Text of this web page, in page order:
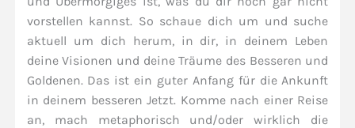
vorstellen kannst. So schaue dich um und suche
aktuell um dich herum, in dir, in deinem Leben
deine Visionen und deine Träume des Besseren und
Goldenen. Das ist ein guter Anfang für die Ankunft
in deinem besseren Jetzt. Komme nach einer Reise
an, mach metaphorisch und/oder wirklich die